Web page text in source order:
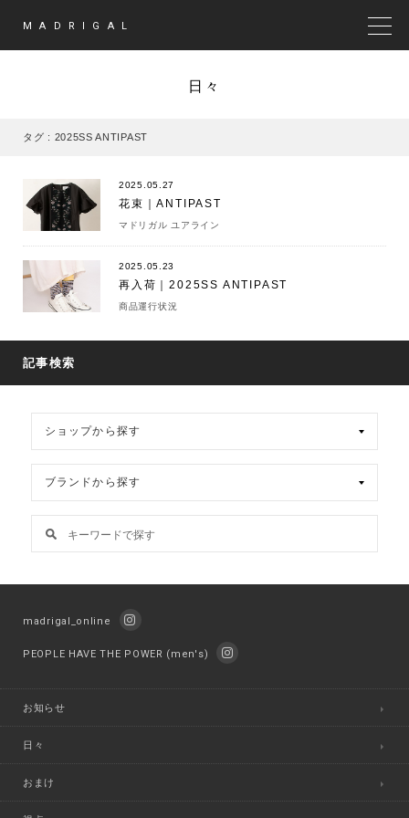
MADRIGAL
日々
タグ : 2025SS ANTIPAST
2025.05.27
花束｜ANTIPAST
マドリガル ユアライン
2025.05.23
再入荷｜2025SS ANTIPAST
商品運行状況
記事検索
madrigal_online
PEOPLE HAVE THE POWER (men's)
お知らせ
日々
おまけ